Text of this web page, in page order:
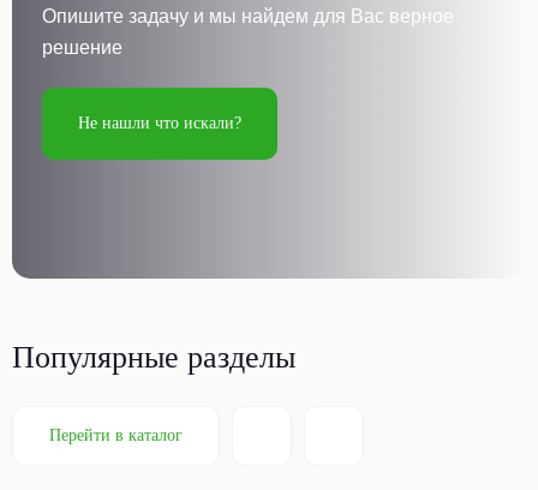
Опишите задачу и мы найдем для Вас верное
решение
Не нашли что искали?
Популярные разделы
Перейти в каталог